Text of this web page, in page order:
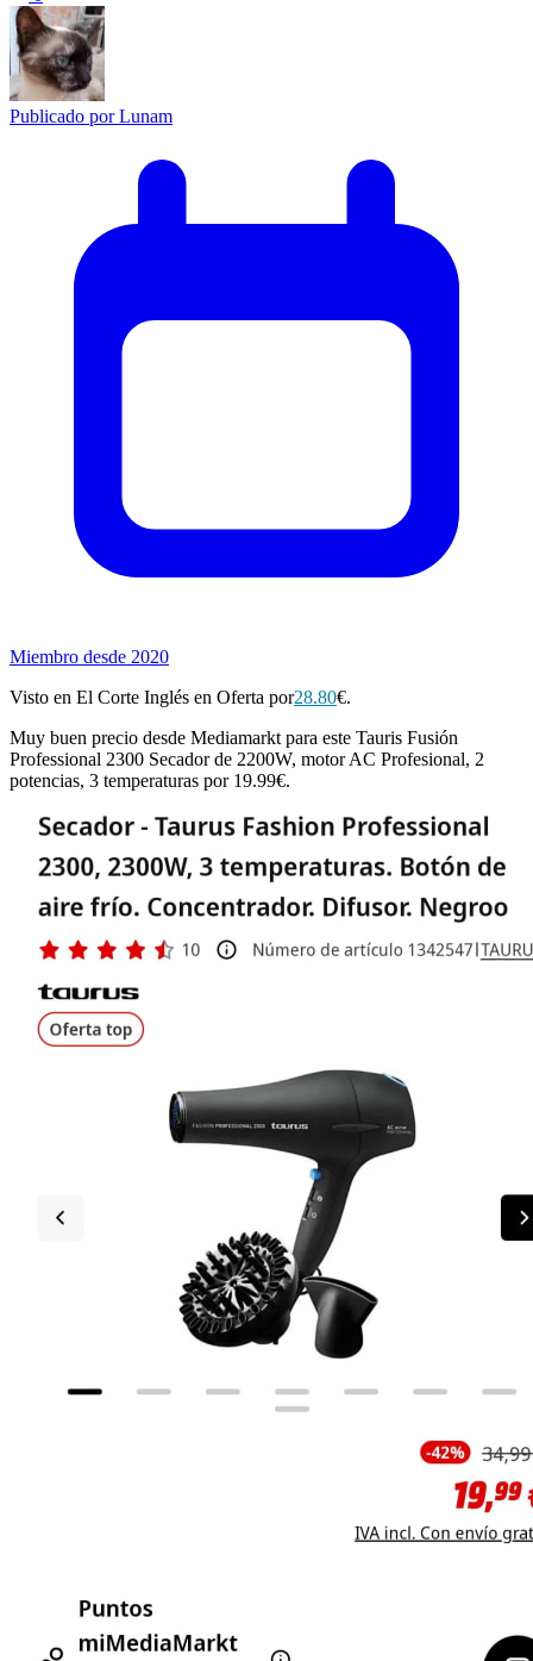
Publicado porLunam
Miembro desde 2020
Visto en El Corte Inglés en Oferta por28.80€.
Muy buen precio desde Mediamarkt para este Tauris Fusión
Professional 2300 Secador de 2200W, motor AC Profesional, 2
potencias, 3 temperaturas por 19.99€.